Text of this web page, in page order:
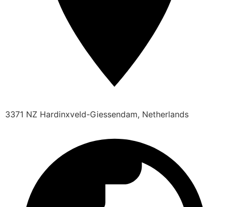
3371 NZ Hardinxveld-Giessendam, Netherlands